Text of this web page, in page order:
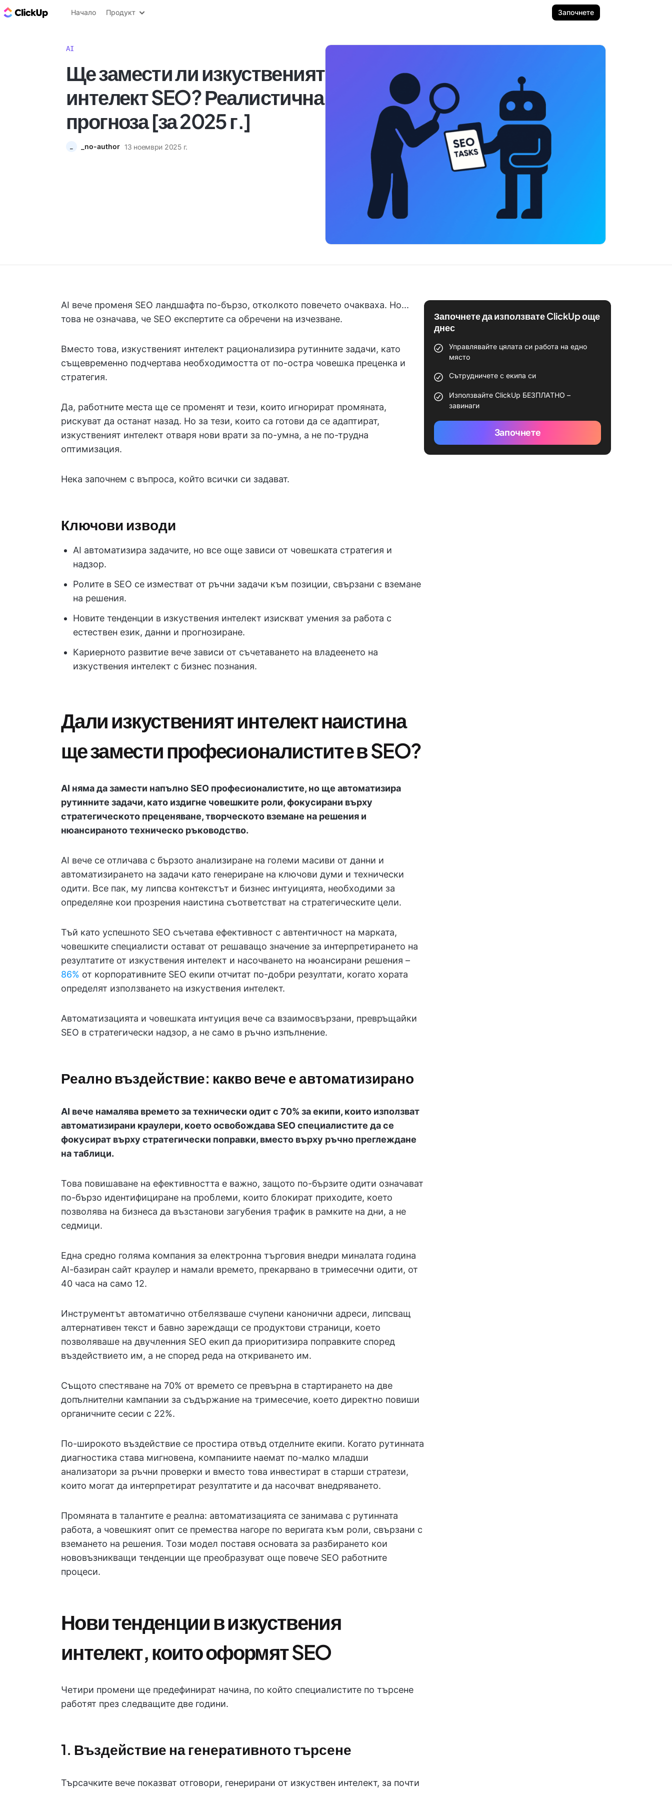
ClickUp блог
Начало Продукт Започнете
AI
Ще замести ли изкуственият
интелект SEO? Реалистична
прогноза [за 2025 г.]
_no-author 13 ноември 2025 г.
AI вече променя SEO ландшафта по-бързо, отколкото повечето очакваха. Но...
това не означава, че SEO експертите са обречени на изчезване.
Вместо това, изкуственият интелект рационализира рутинните задачи, като
същевременно подчертава необходимостта от по-остра човешка преценка и
стратегия.
Да, работните места ще се променят и тези, които игнорират промяната,
рискуват да останат назад. Но за тези, които са готови да се адаптират,
изкуственият интелект отваря нови врати за по-умна, а не по-трудна
оптимизация.
Нека започнем с въпроса, който всички си задават.
Ключови изводи
AI автоматизира задачите, но все още зависи от човешката стратегия и
надзор.
Ролите в SEO се изместват от ръчни задачи към позиции, свързани с вземане
на решения.
Новите тенденции в изкуствения интелект изискват умения за работа с
естествен език, данни и прогнозиране.
Кариерното развитие вече зависи от съчетаването на владеенето на
изкуствения интелект с бизнес познания.
Дали изкуственият интелект наистина
ще замести професионалистите в SEO?
AI няма да замести напълно SEO професионалистите, но ще автоматизира
рутинните задачи, като издигне човешките роли, фокусирани върху
стратегическото преценяване, творческото вземане на решения и
нюансираното техническо ръководство.
AI вече се отличава с бързото анализиране на големи масиви от данни и
автоматизирането на задачи като генериране на ключови думи и технически
одити. Все пак, му липсва контекстът и бизнес интуицията, необходими за
определяне кои прозрения наистина съответстват на стратегическите цели.
Тъй като успешното SEO съчетава ефективност с автентичност на марката,
човешките специалисти остават от решаващо значение за интерпретирането на
резултатите от изкуствения интелект и насочването на нюансирани решения –
86% от корпоративните SEO екипи отчитат по-добри резултати, когато хората
определят използването на изкуствения интелект.
Автоматизацията и човешката интуиция вече са взаимосвързани, превръщайки
SEO в стратегически надзор, а не само в ръчно изпълнение.
Реално въздействие: какво вече е автоматизирано
AI вече намалява времето за технически одит с 70% за екипи, които използват
автоматизирани краулери, което освобождава SEO специалистите да се
фокусират върху стратегически поправки, вместо върху ръчно преглеждане
на таблици.
Това повишаване на ефективността е важно, защото по-бързите одити означават
по-бързо идентифициране на проблеми, които блокират приходите, което
позволява на бизнеса да възстанови загубения трафик в рамките на дни, а не
седмици.
Една средно голяма компания за електронна търговия внедри миналата година
AI-базиран сайт краулер и намали времето, прекарвано в тримесечни одити, от
40 часа на само 12.
Инструментът автоматично отбелязваше счупени канонични адреси, липсващ
алтернативен текст и бавно зареждащи се продуктови страници, което
позволяваше на двучленния SEO екип да приоритизира поправките според
въздействието им, а не според реда на откриването им.
Същото спестяване на 70% от времето се превърна в стартирането на две
допълнителни кампании за съдържание на тримесечие, което директно повиши
органичните сесии с 22%.
По-широкото въздействие се простира отвъд отделните екипи. Когато рутинната
диагностика става мигновена, компаниите наемат по-малко младши
анализатори за ръчни проверки и вместо това инвестират в старши стратези,
които могат да интерпретират резултатите и да насочват внедряването.
Промяната в талантите е реална: автоматизацията се занимава с рутинната
работа, а човешкият опит се премества нагоре по веригата към роли, свързани с
вземането на решения. Този модел поставя основата за разбирането кои
нововъзникващи тенденции ще преобразуват още повече SEO работните
процеси.
Нови тенденции в изкуствения
интелект, които оформят SEO
Четири промени ще предефинират начина, по който специалистите по търсене
работят през следващите две години.
1. Въздействие на генеративното търсене
Търсачките вече показват отговори, генерирани от изкуствен интелект, за почти
Започнете да използвате ClickUp още
днес
Управлявайте цялата си работа на едно
място
Сътрудничете с екипа си
Използвайте ClickUp БЕЗПЛАТНО –
завинаги
Започнете